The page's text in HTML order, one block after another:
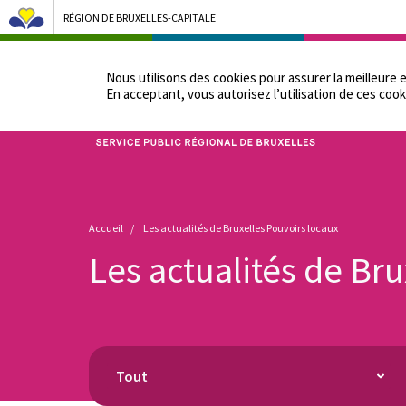
Nous utilisons des cookies pour assurer la meilleure
En acceptant, vous autorisez lʼutilisation de ces
RÉGION DE BRUXELLES-CAPITALE
Bruxelles Pouvoirs Locaux - Aller à la page d'accueil
NOTRE
Fil
d'Ariane
Accueil Les actualités de Bruxelles Pouvoirs locaux
Les actualités de